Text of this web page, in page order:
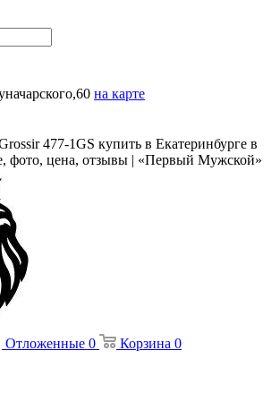
на карте
477-1GS купить в Екатеринбурге в
фото, цена, отзывы | «Первый Мужской»
Отложенные 0 Корзина 0